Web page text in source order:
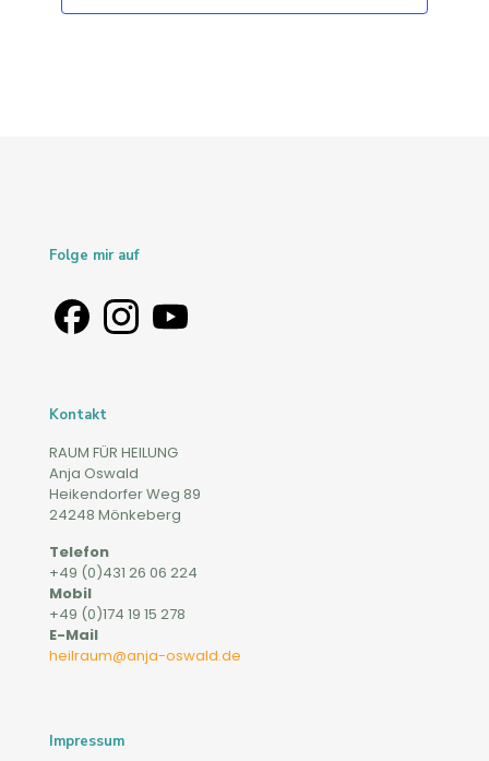
Folge mir auf
Kontakt
RAUM FÜR HEILUNG
Anja Oswald
Heikendorfer Weg 89
24248 Mönkeberg
Telefon
+49 (0)431 26 06 224
Mobil
+49 (0)174 19 15 278
E-Mail
heilraum@anja-oswald.de
Impressum